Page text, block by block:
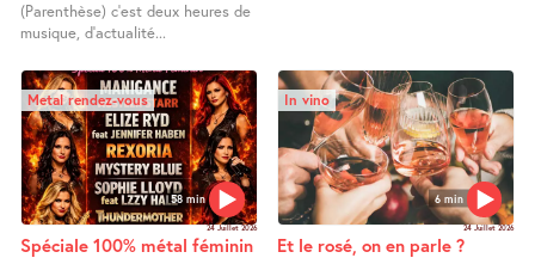
(Parenthèse) c’est deux heures de
musique, d’actualité...
58 min
Metal rendez-vous
24 Juillet 2026
Spéciale 100% métal féminin
6 min
In vino
24 Juillet 2026
Et le rosé, on en parle ?